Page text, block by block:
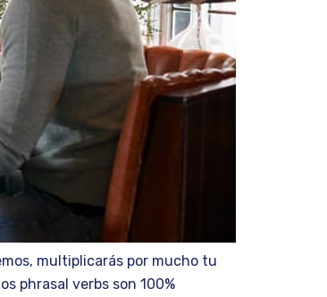
multiplicarás por mucho tu
phrasal verbs son 100%